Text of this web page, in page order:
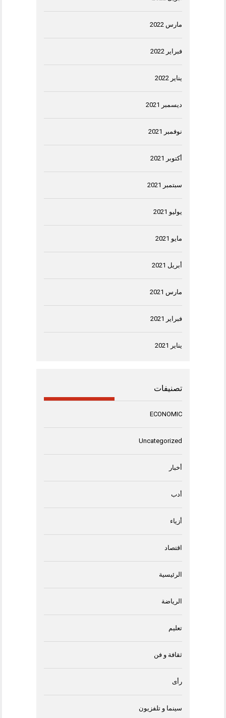
مارس 2022
فبراير 2022
يناير 2022
ديسمبر 2021
نوفمبر 2021
أكتوبر 2021
سبتمبر 2021
يوليو 2021
مايو 2021
أبريل 2021
مارس 2021
فبراير 2021
يناير 2021
تصنيفات
ECONOMIC
Uncategorized
أخبار
أدب
أزياء
اقتصاد
الرئيسية
الرياضة
تعليم
ثقافة و فن
رأى
سينما و تلفزيون